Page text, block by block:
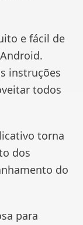
e fácil de
instruções
todos
torna
dos
do
para